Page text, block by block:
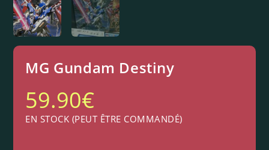
MG Gundam Destiny
59.90€
EN STOCK (PEUT ÊTRE COMMANDÉ)